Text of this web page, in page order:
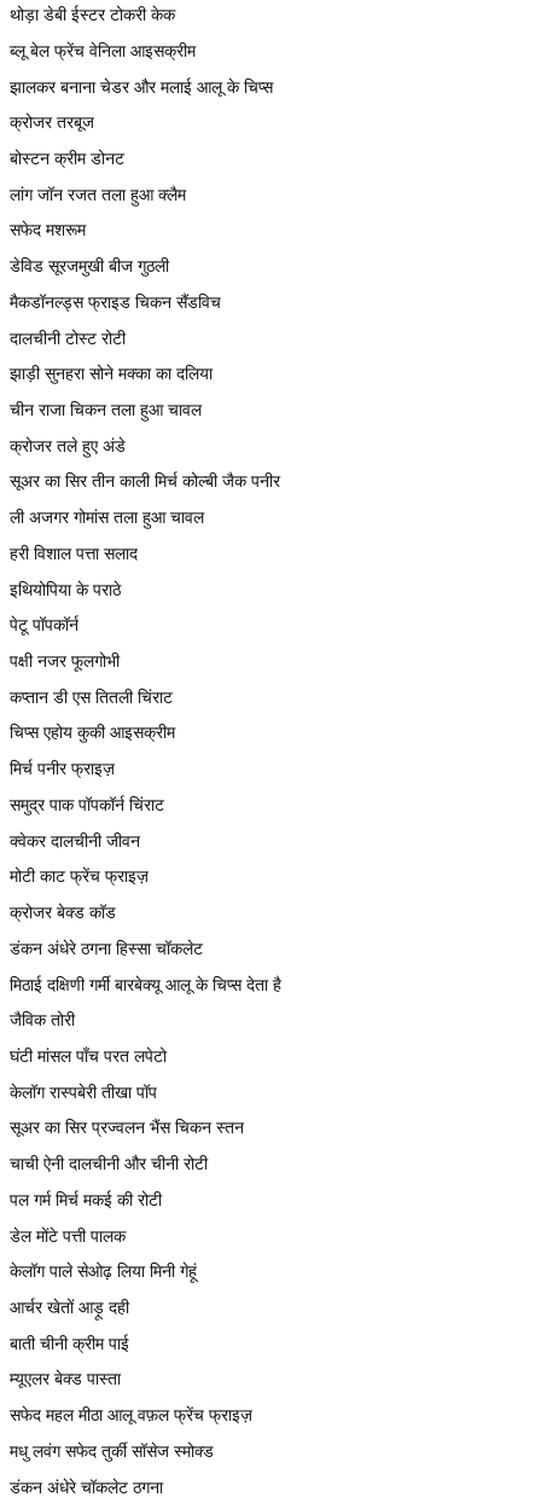
थोड़ा डेबी ईस्टर टोकरी केक
ब्लू बेल फ्रेंच वेनिला आइसक्रीम
झालकर बनाना चेडर और मलाई आलू के चिप्स
क्रोजर तरबूज
बोस्टन क्रीम डोनट
लांग जॉन रजत तला हुआ क्लैम
सफेद मशरूम
डेविड सूरजमुखी बीज गुठली
मैकडॉनल्ड्स फ्राइड चिकन सैंडविच
दालचीनी टोस्ट रोटी
झाड़ी सुनहरा सोने मक्का का दलिया
चीन राजा चिकन तला हुआ चावल
क्रोजर तले हुए अंडे
सूअर का सिर तीन काली मिर्च कोल्बी जैक पनीर
ली अजगर गोमांस तला हुआ चावल
हरी विशाल पत्ता सलाद
इथियोपिया के पराठे
पेटू पॉपकॉर्न
पक्षी नजर फूलगोभी
कप्तान डी एस तितली चिंराट
चिप्स एहोय कुकी आइसक्रीम
मिर्च पनीर फ्राइज़
समुद्र पाक पॉपकॉर्न चिंराट
क्वेकर दालचीनी जीवन
मोटी काट फ्रेंच फ्राइज़
क्रोजर बेक्ड कॉड
डंकन अंधेरे ठगना हिस्सा चॉकलेट
मिठाई दक्षिणी गर्मी बारबेक्यू आलू के चिप्स देता है
जैविक तोरी
घंटी मांसल पाँच परत लपेटो
केलॉग रास्पबेरी तीखा पॉप
सूअर का सिर प्रज्वलन भैंस चिकन स्तन
चाची ऐनी दालचीनी और चीनी रोटी
पल गर्म मिर्च मकई की रोटी
डेल मोंटे पत्ती पालक
केलॉग पाले सेओढ़ लिया मिनी गेहूं
आर्चर खेतों आड़ू दही
बाती चीनी क्रीम पाई
म्यूएलर बेक्ड पास्ता
सफेद महल मीठा आलू वफ़ल फ्रेंच फ्राइज़
मधु लवंग सफेद तुर्की सॉसेज स्मोक्ड
डंकन अंधेरे चॉकलेट ठगना